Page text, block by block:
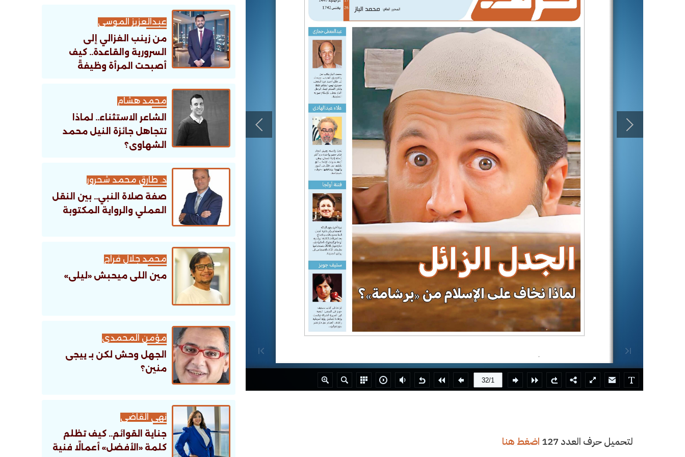
لتحميل حرف العدد 127 اضغط هنا
عبدالعزيز الموسى
من زينب الغزالي إلى
السرورية والقاعدة.. كيف
أصبحت المرأة وظيفةً
محمد هشام
الشاعر الاستثناء.. لماذا
تتجاهل جائزة النيل محمد
الشهاوى؟
د. طارق محمد شحرور
صفة صلاة النبي.. بين النقل
العملي والرواية المكتوبة
محمد جلال فراج
مين اللى ميحبش «ليلى»
مؤمن المحمدى
الجهل وحش لكن بـ ييجى
منين؟
نهى القاضى
جناية القوائم.. كيف تظلم
كلمة «الأفضل» أعمالًا فنية